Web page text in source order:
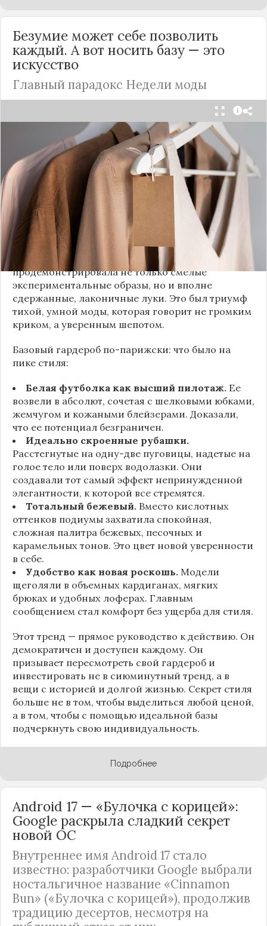
Безумие может себе позволить
каждый. А вот носить базу — это
искусство
Главный парадокс Недели моды
Принято считать, что Неделя моды в Париже —
это исключительно про безумные тренды, на
которые обычный человек посмотрит с
недоумением. Но самый интересный тренд этого
сезона был обращен к реальной жизни. Показы
доказали: истинная роскошь и мастерство стиля
заключаются не в эпатаже, а в виртуозном
владении базовыми вещами.
Как тонко подметила автор канала «Деловая
косметичка», завершившаяся неделя моды
продемонстрировала не только смелые
экспериментальные образы, но и вполне
сдержанные, лаконичные луки. Это был триумф
тихой, умной моды, которая говорит не громким
криком, а уверенным шепотом.
Базовый гардероб по-парижски: что было на
пике стиля:
Белая футболка как высший пилотаж. Ее
возвели в абсолют, сочетая с шелковыми юбками,
жемчугом и кожаными блейзерами. Доказали,
что ее потенциал безграничен.
Идеально скроенные рубашки.
Расстегнутые на одну-две пуговицы, надетые на
голое тело или поверх водолазки. Они
создавали тот самый эффект непринужденной
элегантности, к которой все стремятся.
Тотальный бежевый. Вместо кислотных
оттенков подиумы захватила спокойная,
сложная палитра бежевых, песочных и
карамельных тонов. Это цвет новой уверенности
в себе.
Удобство как новая роскошь. Модели
щеголяли в объемных кардиганах, мягких
брюках и удобных лоферах. Главным
сообщением стал комфорт без ущерба для стиля.
Этот тренд — прямое руководство к действию. Он
демократичен и доступен каждому. Он
призывает пересмотреть свой гардероб и
инвестировать не в сиюминутный тренд, а в
вещи с историей и долгой жизнью. Секрет стиля
больше не в том, чтобы выделиться любой ценой,
а в том, чтобы с помощью идеальной базы
подчеркнуть свою индивидуальность.
Подробнее
Android 17 — «Булочка с корицей»:
Google раскрыла сладкий секрет
новой ОС
Внутреннее имя Android 17 стало
известно: разработчики Google выбрали
ностальгичное название «Cinnamon
Bun» («Булочка с корицей»), продолжив
традицию десертов, несмотря на